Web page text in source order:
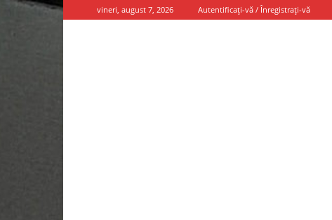
vineri, august 7, 2026 Autentificați-vă / Înregistrați-vă